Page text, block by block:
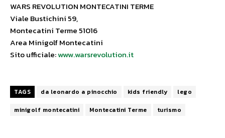
WARS REVOLUTION MONTECATINI TERME
Viale Bustichini 59,
Montecatini Terme 51016
Area Minigolf Montecatini
Sito ufficiale:www.warsrevolution.it
TAGS da leonardo a pinocchio kids friendly
lego
minigolf montecatini
Montecatini Terme turismo